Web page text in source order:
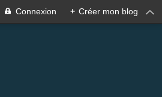
Connexion + Créer mon blog